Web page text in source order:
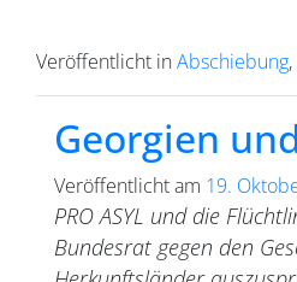
Veröffentlicht inAbschiebung,
Georgien
Veröffentlicht am 19.
PRO ASYL und die
Bundesrat gegen den